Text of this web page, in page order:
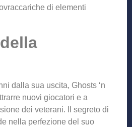
di elementi
dalla sua uscita, Ghosts ‘n
nuovi giocatori e a
dei veterani. Il segreto di
nella perfezione del suo